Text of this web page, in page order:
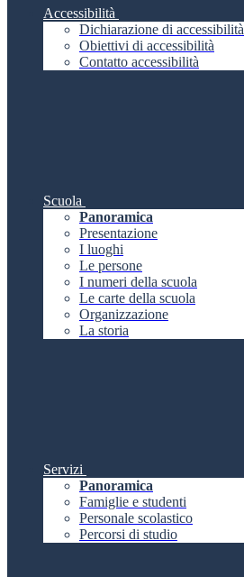
Accessibilità
Dichiarazione di accessibilità
Obiettivi di accessibilità
Contatto accessibilità
Scuola
Panoramica
Presentazione
I luoghi
Le persone
I numeri della scuola
Le carte della scuola
Organizzazione
La storia
Servizi
Panoramica
Famiglie e studenti
Personale scolastico
Percorsi di studio